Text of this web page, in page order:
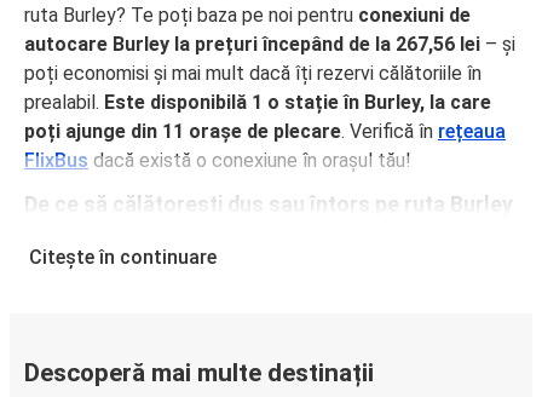
ruta Burley? Te poți baza pe noi pentru conexiuni de
autocare Burley la prețuri începând de la 267,56 lei – și
poți economisi și mai mult dacă îți rezervi călătoriile în
prealabil. Este disponibilă 1 o stație în Burley, la care
poți ajunge din 11 orașe de plecare. Verifică în rețeaua
FlixBus dacă există o conexiune în orașul tău!
De ce să călătorești dus sau întors pe ruta Burley
FlixBus oferă servicii confortabile la prețuri accesibile,
ruta Burley, grație dotărilor noastre precum Wi-Fi gratuit și
Citește în continuare
Descoperă mai multe destinații